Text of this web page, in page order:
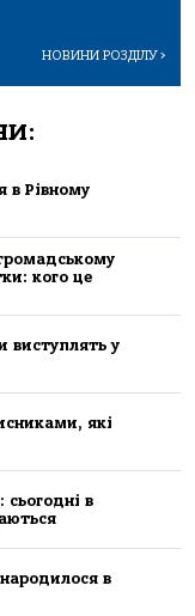
НОВИНИ РОЗДІЛУ>
в Рівному
кого це
виступлять у
які
сьогодні в
в